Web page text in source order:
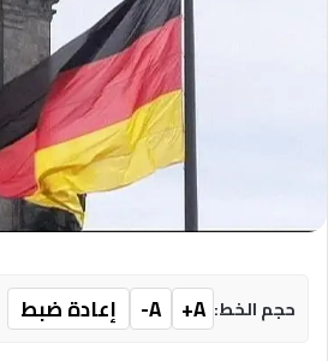
حجم الخط: A+
A-
إعادة ضبط